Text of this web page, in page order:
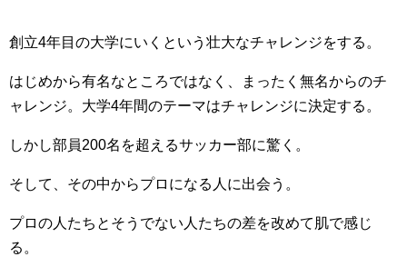
創立4年目の大学にいくという壮大なチャレンジをする。
はじめから有名なところではなく、まったく無名からのチ
ャレンジ。大学4年間のテーマはチャレンジに決定する。
しかし部員200名を超えるサッカー部に驚く。
そして、その中からプロになる人に出会う。
プロの人たちとそうでない人たちの差を改めて肌で感じ
る。